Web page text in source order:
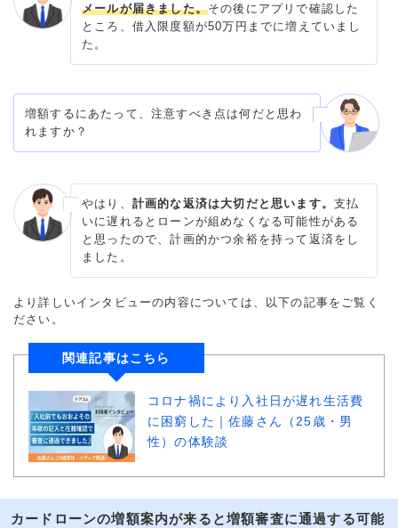
メールが届きました。その後にアプリで確認した
ところ、借入限度額が50万円までに増えていまし
た。
増額するにあたって、注意すべき点は何だと思わ
れますか？
やはり、 計画的な返済は大切だと思います。支払
いに遅れるとローンが組めなくなる可能性がある
と思ったので、計画的かつ余裕を持って返済をし
ました。
より詳しいインタビューの内容については、以下の記事をご覧く
ださい。
関連記事はこちら
コロナ禍により入社日が遅れ生活費
に困窮した｜佐藤さん（25歳・男
性）の体験談
カードローンの増額案内が来ると増額審査に通過する可能